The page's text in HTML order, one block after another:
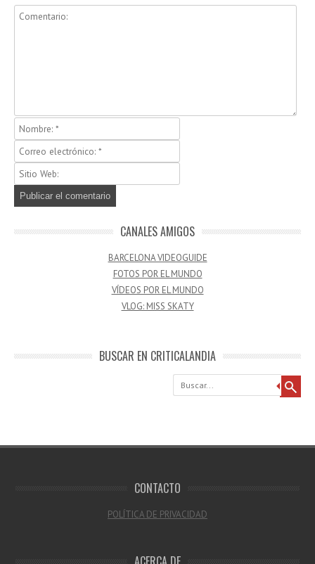
CANALES AMIGOS
BARCELONA VIDEOGUIDE
FOTOS POR EL MUNDO
VÍDEOS POR EL MUNDO
VLOG: MISS SKATY
BUSCAR EN CRITICALANDIA
Buscar
CONTACTO
POLÍTICA DE PRIVACIDAD